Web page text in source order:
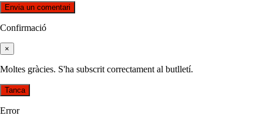
Confirmació
×
Moltes gràcies. S'ha subscrit correctament al butlletí.
Tanca
Error